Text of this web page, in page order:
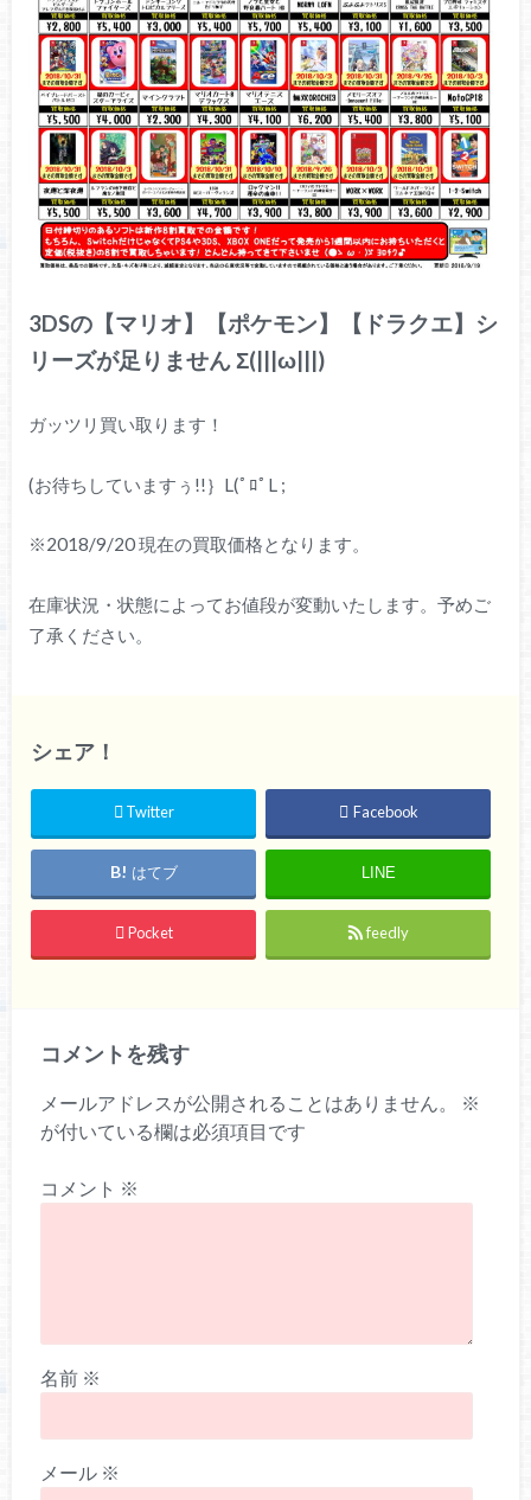
3DSの【マリオ】【ポケモン】【ドラクエ】シ
リーズが足りません Σ(|||ω|||)
ガッツリ買い取ります！
(お待ちしていますぅ!!｝L(ﾟﾛﾟL ;
※2018/9/20 現在の買取価格となります。
在庫状況・状態によってお値段が変動いたします。予めご
了承ください。
シェア！
Twitter Facebook
はてブ LINE
Pocket feedly
コメントを残す
メールアドレスが公開されることはありません。
※
が付いている欄は必須項目です
コメント ※
名前 ※
メール ※